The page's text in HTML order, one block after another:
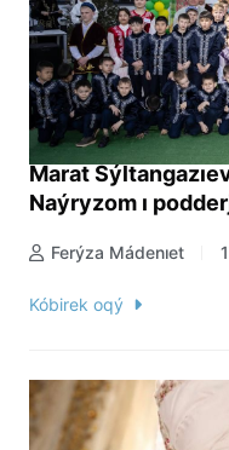
Marat
Naýryzom ı
Ferýza Mádenıet
Kóbirek oqý